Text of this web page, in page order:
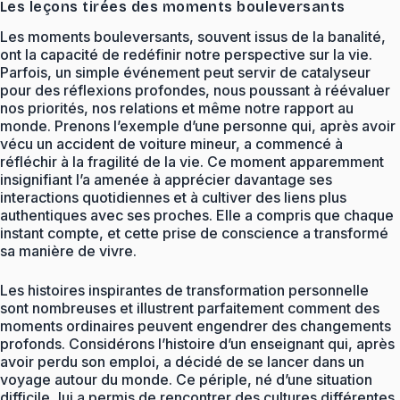
Les leçons tirées des moments bouleversants
Les moments bouleversants, souvent issus de la banalité,
ont la capacité de redéfinir notre perspective sur la vie.
Parfois, un simple événement peut servir de catalyseur
pour des réflexions profondes, nous poussant à réévaluer
nos priorités, nos relations et même notre rapport au
monde. Prenons l’exemple d’une personne qui, après avoir
vécu un accident de voiture mineur, a commencé à
réfléchir à la fragilité de la vie. Ce moment apparemment
insignifiant l’a amenée à apprécier davantage ses
interactions quotidiennes et à cultiver des liens plus
authentiques avec ses proches. Elle a compris que chaque
instant compte, et cette prise de conscience a transformé
sa manière de vivre.
Les histoires inspirantes de transformation personnelle
sont nombreuses et illustrent parfaitement comment des
moments ordinaires peuvent engendrer des changements
profonds. Considérons l’histoire d’un enseignant qui, après
avoir perdu son emploi, a décidé de se lancer dans un
voyage autour du monde. Ce périple, né d’une situation